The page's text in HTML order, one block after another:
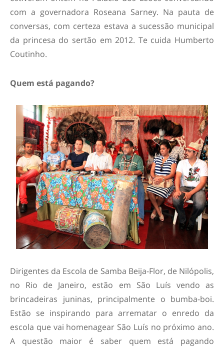
com a governadora Roseana Sarney. Na pauta de
conversas, com certeza estava a sucessão municipal
da princesa do sertão em 2012. Te cuida Humberto
Coutinho.
Quem está pagando?
Dirigentes da Escola de Samba Beija-Flor, de Nilópolis,
no Rio de Janeiro, estão em São Luís vendo as
brincadeiras juninas, principalmente o bumba-boi.
Estão se inspirando para arrematar o enredo da
escola que vai homenagear São Luís no próximo ano.
A questão maior é saber quem está pagando